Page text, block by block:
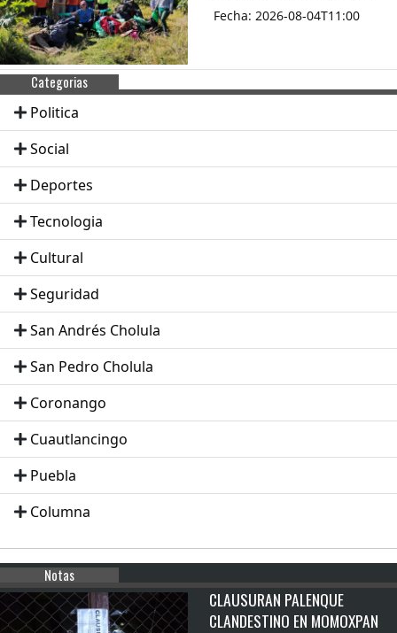
Fecha: 2026-08-04T11:00
Categorias
Politica
Social
Deportes
Tecnologia
Cultural
Seguridad
San Andrés Cholula
San Pedro Cholula
Coronango
Cuautlancingo
Puebla
Columna
Notas
CLAUSURAN PALENQUE
CLANDESTINO EN MOMOXPAN